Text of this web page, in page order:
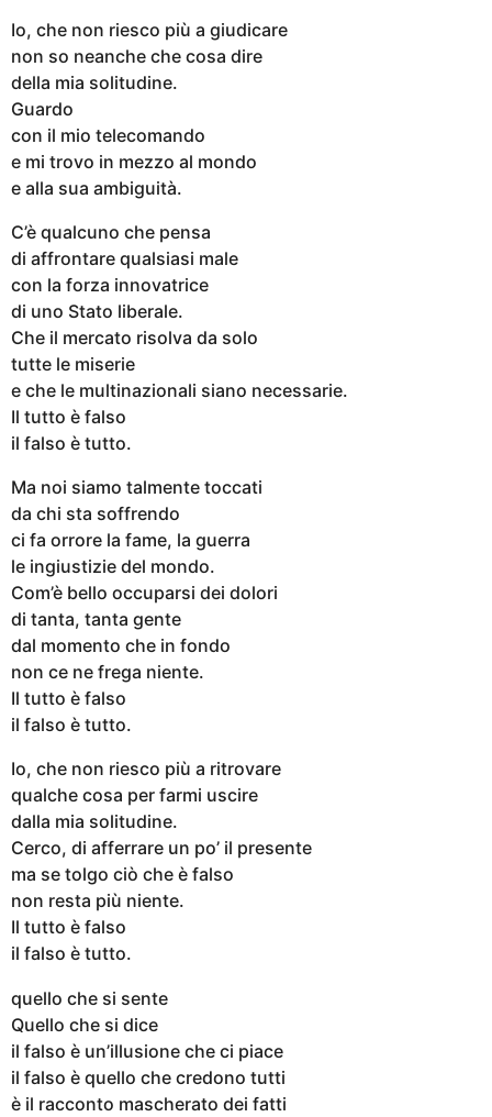
Io, che non riesco più a giudicare
non so neanche che cosa dire
della mia solitudine.
Guardo
con il mio telecomando
e mi trovo in mezzo al mondo
e alla sua ambiguità.
C’è qualcuno che pensa
di affrontare qualsiasi male
con la forza innovatrice
di uno Stato liberale.
Che il mercato risolva da solo
tutte le miserie
e che le multinazionali siano necessarie.
Il tutto è falso
il falso è tutto.
Ma noi siamo talmente toccati
da chi sta soffrendo
ci fa orrore la fame, la guerra
le ingiustizie del mondo.
Com’è bello occuparsi dei dolori
di tanta, tanta gente
dal momento che in fondo
non ce ne frega niente.
Il tutto è falso
il falso è tutto.
Io, che non riesco più a ritrovare
qualche cosa per farmi uscire
dalla mia solitudine.
Cerco, di afferrare un po’ il presente
ma se tolgo ciò che è falso
non resta più niente.
Il tutto è falso
il falso è tutto.
quello che si sente
Quello che si dice
il falso è un’illusione che ci piace
il falso è quello che credono tutti
è il racconto mascherato dei fatti